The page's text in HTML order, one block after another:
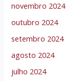
novembro 2024
outubro 2024
setembro 2024
agosto 2024
julho 2024